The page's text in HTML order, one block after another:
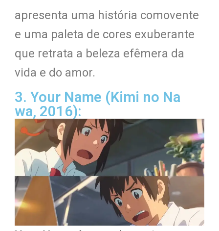
apresenta uma história comovente
e uma paleta de cores exuberante
que retrata a beleza efêmera da
vida e do amor.
3. Your Name (Kimi no Na
wa, 2016):